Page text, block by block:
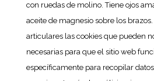
con ruedas de molino. Tiene ojos
aceite de magnesio sobre los
articulares las cookies que pueden
necesarias para que el sitio web
específicamente para recopilar